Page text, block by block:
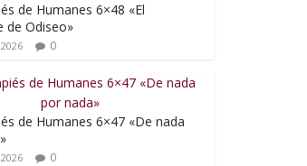
de Humanes 6×48 «El
de Odiseo»
0
de Humanes 6×47 «De nada
0